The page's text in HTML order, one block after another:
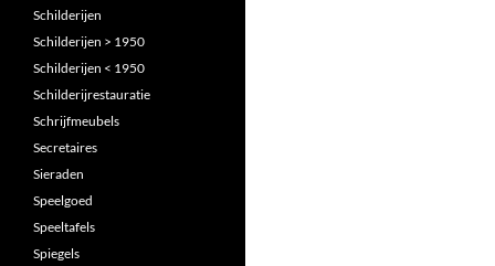
Schilderijen
Schilderijen > 1950
Schilderijen < 1950
Schilderijrestauratie
Schrijfmeubels
Secretaires
Sieraden
Speelgoed
Speeltafels
Spiegels